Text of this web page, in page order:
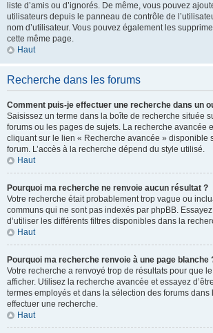
liste d’amis ou d’ignorés. De même, vous pouvez
utilisateurs depuis le panneau de contrôle de
nom d’utilisateur. Vous pouvez également les
cette même page.
Haut
Recherche dans les forums
Comment puis-je effectuer une recherche dans un
Saisissez un terme dans la boîte de recherche située
forums ou les pages de sujets. La recherche avancée
cliquant sur le lien « Recherche avancée » disponible
forum. L’accès à la recherche dépend du style utilisé.
Haut
Pourquoi ma recherche ne renvoie aucun résultat ?
Votre recherche était probablement trop vague ou
communs qui ne sont pas indexés par phpBB.
d’utiliser les différents filtres disponibles dans la
Haut
Pourquoi ma recherche renvoie à une page blanche
Votre recherche a renvoyé trop de résultats pour que
afficher. Utilisez la recherche avancée et essayez
termes employés et dans la sélection des forums
effectuer une recherche.
Haut